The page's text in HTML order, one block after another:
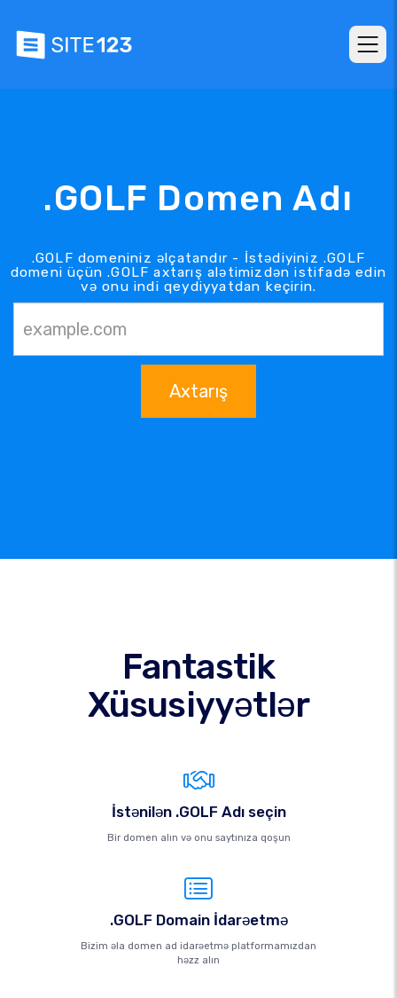
.GOLF Domen Adı
.GOLF domeniniz əlçatandır - İstədiyiniz .GOLF
domeni üçün .GOLF axtarış alətimizdən istifadə edin
və onu indi qeydiyyatdan keçirin.
Axtarış
Fantastik
Xüsusiyyətlər
İstənilən .GOLF Adı seçin
Bir domen alın və onu saytınıza qoşun
.GOLF Domain İdarəetmə
Bizim əla domen ad idarəetmə platformamızdan
həzz alın